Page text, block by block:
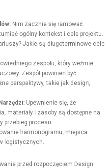
Nim zacznie się ramować
ogólny kontekst i cele projektu.
Jakie są długoterminowe cele
zespołu, który weźmie
Zespół powinien być
perspektywy, takie jak design,
Upewnienie się, że
materiały i zasoby są dostępne na
przebieg procesu.
harmonogramu, miejsca
logistycznych.
przed rozpoczęciem Design